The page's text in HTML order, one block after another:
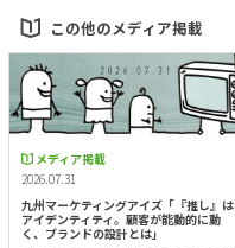
この他のメディア掲載
メディア掲載
2026.07.31
九州マーケティングアイズ「『推し』は
アイデンティティ。顧客が能動的に動
く、ブランドの設計とは」